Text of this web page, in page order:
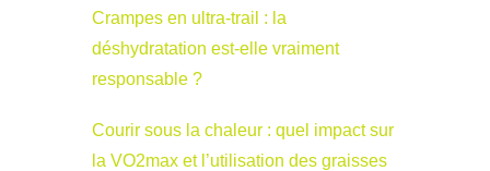
Crampes en ultra-trail : la
déshydratation est-elle vraiment
responsable ?
Courir sous la chaleur : quel impact sur
la VO2max et l’utilisation des graisses